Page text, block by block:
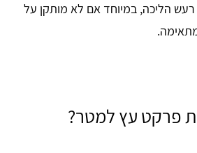
רעש הליכה, במיוחד אם לא מותקן על
פרקט עץ למטר?